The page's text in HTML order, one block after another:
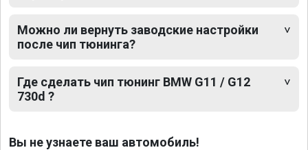
Можно ли вернуть заводские настройки
после чип тюнинга?
Где сделать чип тюнинг BMW G11 / G12
730d ?
Вы не узнаете ваш автомобиль!